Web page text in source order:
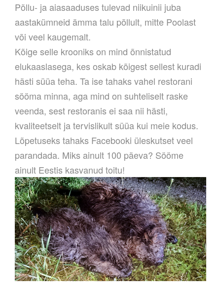
Põllu- ja aiasaaduses tulevad niikuinii juba
aastakümneid ämma talu põllult, mitte Poolast
või veel kaugemalt.
Kõige selle krooniks on mind õnnistatud
elukaaslasega, kes oskab kõigest sellest kuradi
hästi süüa teha. Ta ise tahaks vahel restorani
sööma minna, aga mind on suhteliselt raske
veenda, sest restoranis ei saa nii hästi,
kvaliteetselt ja tervislikult süüa kui meie kodus.
Lõpetuseks tahaks Facebooki üleskutset veel
parandada. Miks ainult 100 päeva? Sööme
ainult Eestis kasvanud toitu!